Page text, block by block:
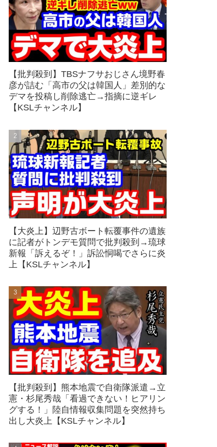
【批判殺到】TBSナフサおじさん境野春
彦が詰む「高市の父は韓国人」差別的な
デマを投稿し削除逃亡→指摘に逆ギレ
【KSLチャンネル】
【大炎上】辺野古ボート転覆事件の遺族
に記者がトンデモ質問で批判殺到→琉球
新報「訴えるぞ！」訴訟恫喝でさらに炎
上【KSLチャンネル】
【批判殺到】熊本地震で自衛隊派遣→立
憲・杉尾秀哉「看過できない！ヒアリン
グする！」陸自情報収集問題を突然持ち
出し大炎上【KSLチャンネル】